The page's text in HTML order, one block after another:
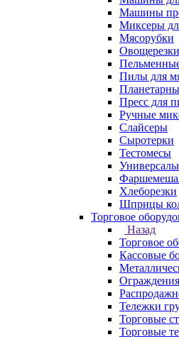
Машины
Миксеры
Мясорубки
Овощерезки
Пилы для
Пресс для
Ручные
Слайсеры
Сыротерки
Тестомесы
Хлеборезки
Шприцы
Торговое
Назад
Торговое
Кассовые
Тележки
Торговые
Торговые